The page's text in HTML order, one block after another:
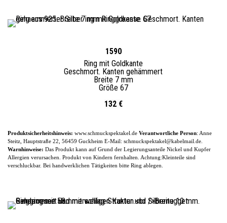
1590
Ring mit Goldkante
Geschmort. Kanten gehämmert
Breite 7 mm
Größe 67
132 €
Produktsicherheitshinweis: www.schmuckspektakel.de Verantwortliche Person: Anne
Steitz, Hauptstraße 22, 56459 Guckheim E-Mail: schmuckspektakel@kabelmail.de.
Warnhinweise: Das Produkt kann auf Grund der Legierungsanteile Nickel und Kupfer
Allergien verursachen. Produkt von Kindern fernhalten. Achtung:Kleinteile sind
verschluckbar. Bei handwerklichen Tätigkeiten bitte Ring ablegen.